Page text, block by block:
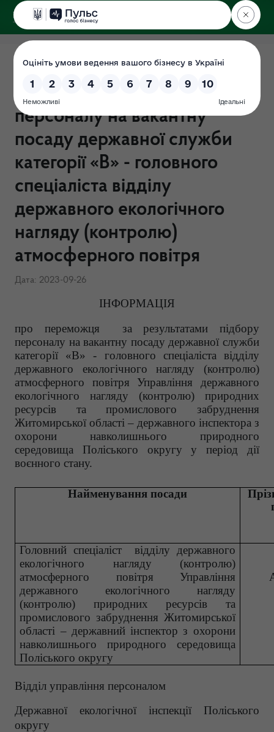
ДЕРЖЕКОІНСПЕКЦІЯ
Поліського округу
Про переможця за
результатами підбору
персоналу на вакантну
посаду державної служби
категорії «В» - головного
спеціаліста відділу
державного екологічного
нагляду (контролю)
атмосферного повітря
Дата: 2023-09-26
ІНФОРМАЦІЯ
про переможця за результатами підбору
персоналу на вакантну посаду державної служби
категорії «В» - головного спеціаліста відділу
державного екологічного нагляду (контролю)
атмосферного повітря Управління державного
екологічного нагляду (контролю) природних
ресурсів та промислового забруднення
Житомирської області – державного інспектора з
охорони навколишнього природного
середовища Поліського округуу період дії
воєнного стану.
Найменування посади
Головний спеціаліст відділу державного
екологічного нагляду (контролю)
атмосферного повітря Управління
державного екологічного нагляду
(контролю) природних ресурсів та
промислового забруднення Житомирської
області – державний інспектор з охорони
навколишнього природного середовища
Поліського округу
Відділ управління персоналом
Державної екологічної інспекції Поліського
округу